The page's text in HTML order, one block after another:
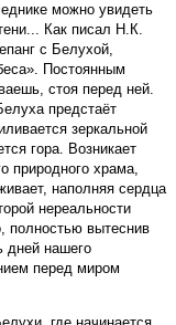
можно увидеть
Как писал Н.К.
с Белухой,
Постоянным
стоя перед ней.
предстаёт
зеркальной
гора. Возникает
природного храма,
наполняя сердца
нереальности
полностью вытеснив
дней нашего
перед миром